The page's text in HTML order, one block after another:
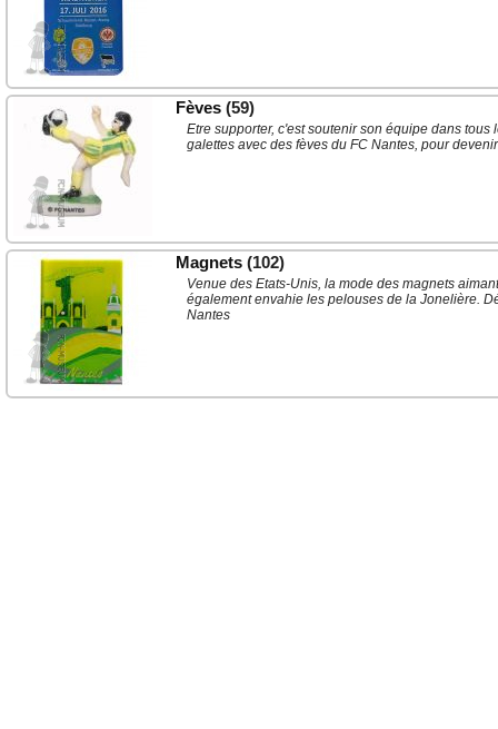
Fèves (59)
Etre supporter, c'est soutenir son équipe dans
galettes avec des fèves du FC Nantes, pour
Magnets (102)
Venue des Etats-Unis, la mode des magnets
également envahie les pelouses de la Jonelière.
Nantes